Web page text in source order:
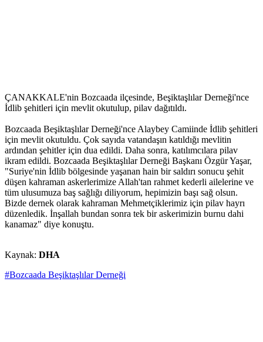
ÇANAKKALE'nin Bozcaada ilçesinde, Beşiktaşlılar Derneği'nce
İdlib şehitleri için mevlit okutulup, pilav dağıtıldı.
Bozcaada Beşiktaşlılar Derneği'nce Alaybey Camiinde İdlib şehitleri
için mevlit okutuldu. Çok sayıda vatandaşın katıldığı mevlitin
ardından şehitler için dua edildi. Daha sonra, katılımcılara pilav
ikram edildi. Bozcaada Beşiktaşlılar Derneği Başkanı Özgür Yaşar,
"Suriye'nin İdlib bölgesinde yaşanan hain bir saldırı sonucu şehit
düşen kahraman askerlerimize Allah'tan rahmet kederli ailelerine ve
tüm ulusumuza baş sağlığı diliyorum, hepimizin başı sağ olsun.
Bizde dernek olarak kahraman Mehmetçiklerimiz için pilav hayrı
düzenledik. İnşallah bundan sonra tek bir askerimizin burnu dahi
kanamaz" diye konuştu.
Kaynak: DHA
#Bozcaada Beşiktaşlılar Derneği